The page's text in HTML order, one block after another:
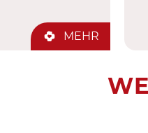
MEHR